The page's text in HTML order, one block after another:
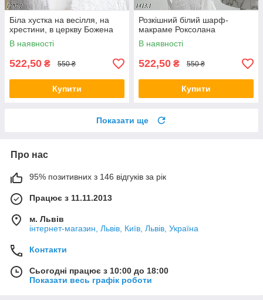
Біла хустка на весілля, на
хрестини, в церкву Божена
В наявності
522,50 ₴ 550 ₴
Купити
Розкішний білий шарф-
макраме Роксолана
В наявності
522,50 ₴ 550 ₴
Купити
Показати ще
Про нас
95% позитивних з 146 відгуків за рік
Працює з 11.11.2013
м. Львів
інтернет-магазин, Львів, Київ, Львів, Україна
Контакти
Сьогодні працює з 10:00 до 18:00
Показати весь графік роботи